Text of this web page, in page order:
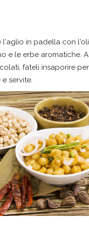
l'aglio in padella con
e le erbe aromatiche.
fateli insaporire
servite.